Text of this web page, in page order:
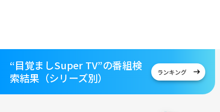
“目覚ましSuper TV”の番組検
索結果（シリーズ別）
ランキング